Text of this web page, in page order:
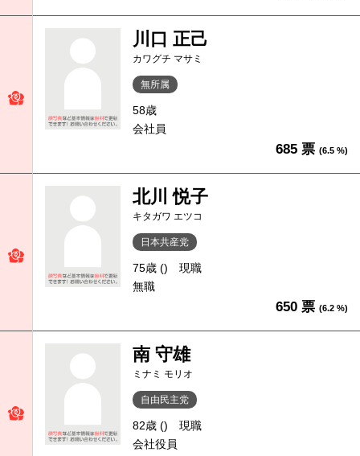
川口 正己
カワグチ マサミ
無所属
58歳
会社員
685 票 (6.5 %)
北川 悦子
キタガワ エツコ
日本共産党
75歳 ()
現職
無職
650 票 (6.2 %)
南 守雄
ミナミ モリオ
自由民主党
82歳 ()
現職
会社役員